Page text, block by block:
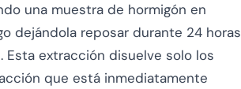
una muestra de hormigón en
dejándola reposar durante 24 horas
. Esta extracción disuelve solo los
que está inmediatamente